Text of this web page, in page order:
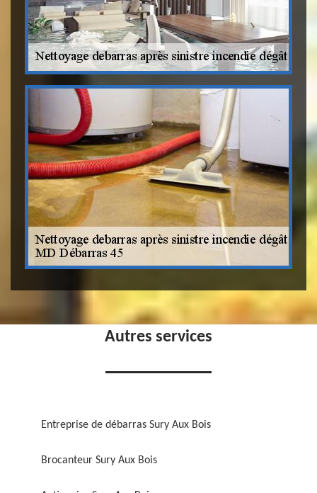
Autres services
Entreprise de débarras Sury Aux Bois
Brocanteur Sury Aux Bois